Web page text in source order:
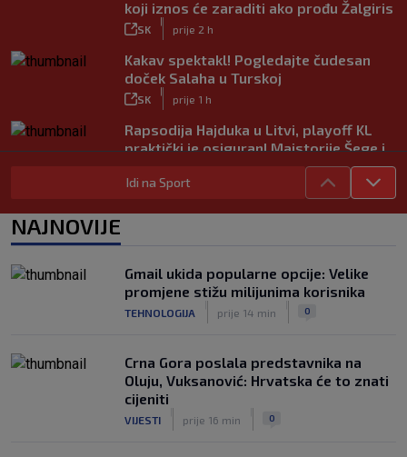
koji iznos će zaraditi ako prođu Žalgiris
SK prije 2 h
Kakav spektakl! Pogledajte čudesan
doček Salaha u Turskoj
SK prije 1 h
Rapsodija Hajduka u Litvi, playoff KL
praktički je osiguran! Majstorije Šege i
SK
|
prije 6 h
Neočekivani problemi za Dinamo:
Rijeka u Finsku nosi minimalnu
prednost, bivši vratar Dinama spriječio
Idi na Sport
NAJNOVIJE
Gmail ukida popularne opcije: Velike
promjene stižu milijunima korisnika
TEHNOLOGIJA prije 14 min 0
Crna Gora poslala predstavnika na
Oluju, Vuksanović: Hrvatska će to znati
cijeniti
VIJESTI prije 16 min 0